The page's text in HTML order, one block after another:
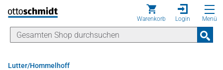
Direkt zum Inhalt
Warenkorb Login Menü
Lutter/Hommelhoff